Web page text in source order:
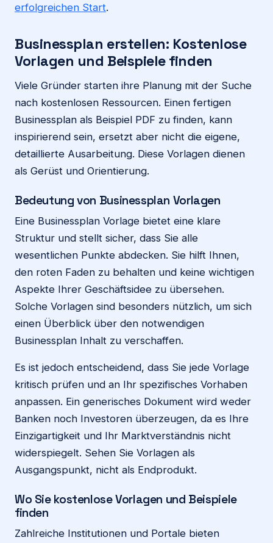
erfolgreichen Start.
Businessplan erstellen: Kostenlose
Vorlagen und Beispiele finden
Viele Gründer starten ihre Planung mit der Suche
nach kostenlosen Ressourcen. Einen fertigen
Businessplan als Beispiel PDF zu finden, kann
inspirierend sein, ersetzt aber nicht die eigene,
detaillierte Ausarbeitung. Diese Vorlagen dienen
als Gerüst und Orientierung.
Bedeutung von Businessplan Vorlagen
Eine Businessplan Vorlage bietet eine klare
Struktur und stellt sicher, dass Sie alle
wesentlichen Punkte abdecken. Sie hilft Ihnen,
den roten Faden zu behalten und keine wichtigen
Aspekte Ihrer Geschäftsidee zu übersehen.
Solche Vorlagen sind besonders nützlich, um sich
einen Überblick über den notwendigen
Businessplan Inhalt zu verschaffen.
Es ist jedoch entscheidend, dass Sie jede Vorlage
kritisch prüfen und an Ihr spezifisches Vorhaben
anpassen. Ein generisches Dokument wird weder
Banken noch Investoren überzeugen, da es Ihre
Einzigartigkeit und Ihr Marktverständnis nicht
widerspiegelt. Sehen Sie Vorlagen als
Ausgangspunkt, nicht als Endprodukt.
Wo Sie kostenlose Vorlagen und Beispiele
finden
Zahlreiche Institutionen und Portale bieten